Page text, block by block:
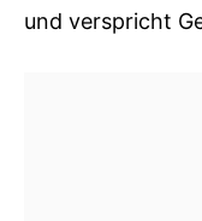
und verspricht